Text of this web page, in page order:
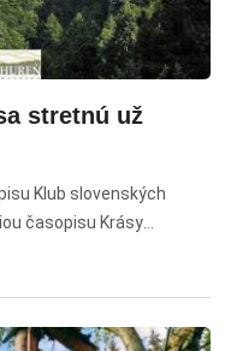
stretnú už
Klub slovenských
časopisu Krásy
časopisu Krásy